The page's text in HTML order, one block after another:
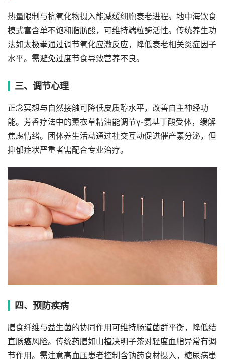
热量限制与抗氧化物摄入能减缓细胞衰老进程。地中海饮食
模式富含单不饱和脂肪酸，可维持端粒酶活性。传统养生功
法如太极拳通过调节氧化应激反应，降低衰老相关炎症因子
水平。需避免过度节食导致营养不良。
三、调节心理
正念冥想与自然接触可降低皮质醇水平，改善自主神经功
能。芳香疗法中的薰衣草精油能调节γ-氨基丁酸受体，缓解
焦虑情绪。团体养生活动通过社交互动促进催产素分泌，但
抑郁症状严重者需配合专业治疗。
四、预防疾病
膳食纤维与益生菌的协同作用可维持肠道菌群平衡，降低结
直肠癌风险。传统药膳如山楂决明子茶对轻度血脂异常有调
节作用。需注意高血压患者控制含钠药食材摄入，糖尿病患